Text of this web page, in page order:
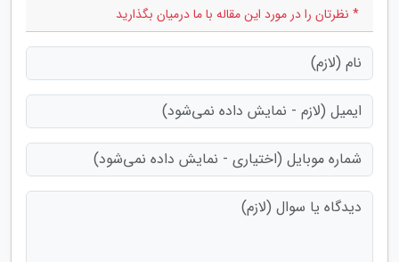
* نظرتان را در مورد این مقاله با ما درمیان بگذارید